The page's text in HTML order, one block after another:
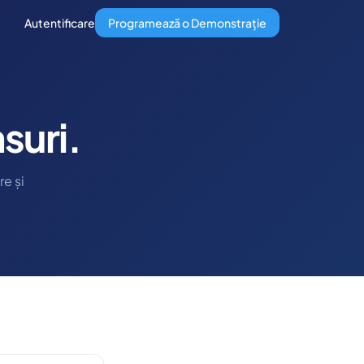
Autentificare Programează o Demonstrație
și